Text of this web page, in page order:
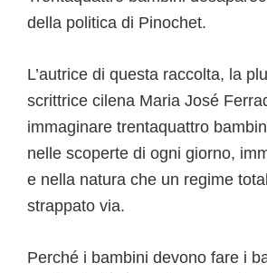
della politica di Pinochet.
L’autrice di questa raccolta, la
scrittrice cilena Maria José
immaginare trentaquattro
nelle scoperte di ogni giorno,
e nella natura che un regime
strappato via.
Perché i bambini devono fare i